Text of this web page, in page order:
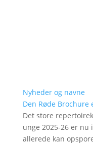
Nyheder og navne
Den Røde
Det store
unge 2025-26 er nu
allerede kan